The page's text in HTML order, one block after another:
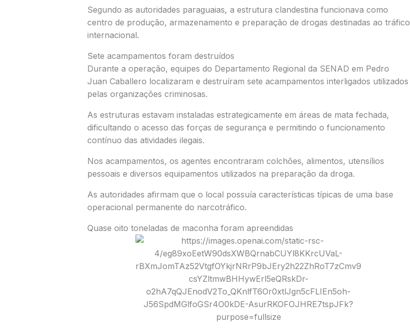
Segundo as autoridades paraguaias, a estrutura clandestina funcionava como
centro de produção, armazenamento e preparação de drogas destinadas ao tráfico
internacional.
Sete acampamentos foram destruídos
Durante a operação, equipes do Departamento Regional da SENAD em Pedro
Juan Caballero localizaram e destruíram sete acampamentos interligados utilizados
pelas organizações criminosas.
As estruturas estavam instaladas estrategicamente em áreas de mata fechada,
dificultando o acesso das forças de segurança e permitindo o funcionamento
contínuo das atividades ilegais.
Nos acampamentos, os agentes encontraram colchões, alimentos, utensílios
pessoais e diversos equipamentos utilizados na preparação da droga.
As autoridades afirmam que o local possuía características típicas de uma base
operacional permanente do narcotráfico.
Quase oito toneladas de maconha foram apreendidas